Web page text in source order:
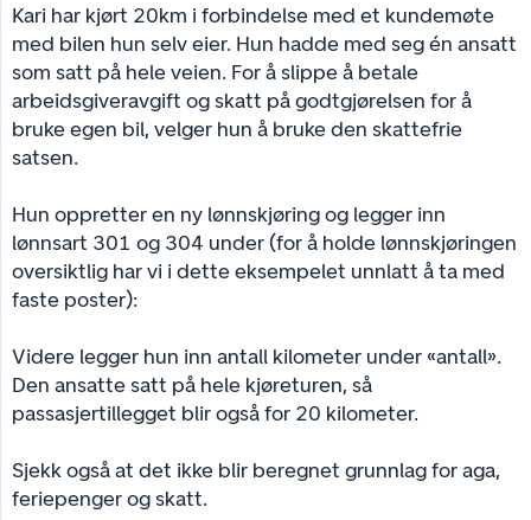
Kari har kjørt 20km i forbindelse med et kundemøte
med bilen hun selv eier. Hun hadde med seg én ansatt
som satt på hele veien. For å slippe å betale
arbeidsgiveravgift og skatt på godtgjørelsen for å
bruke egen bil, velger hun å bruke den skattefrie
satsen.
Hun oppretter en ny lønnskjøring og legger inn
lønnsart 301 og 304 under (for å holde lønnskjøringen
oversiktlig har vi i dette eksempelet unnlatt å ta med
faste poster):
Videre legger hun inn antall kilometer under «antall».
Den ansatte satt på hele kjøreturen, så
passasjertillegget blir også for 20 kilometer.
Sjekk også at det ikke blir beregnet grunnlag for aga,
feriepenger og skatt.